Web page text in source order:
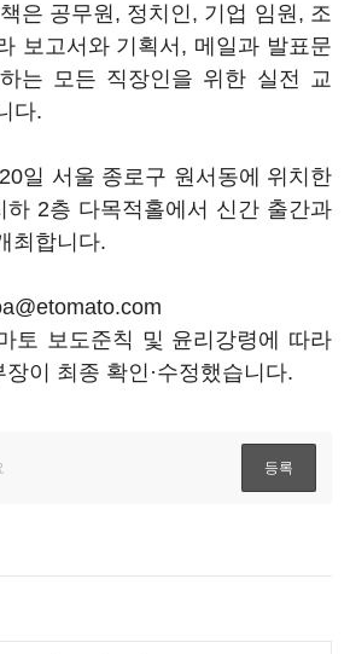
은 공무원, 정치인, 기업 임원, 조
보고서와 기획서, 메일과 발표문
는 모든 직장인을 위한 실전 교
다.
일 서울 종로구 원서동에 위치한
하 2층 다목적홀에서 신간 출간과
최합니다.
토 보도준칙 및 윤리강령에 따라
이 최종 확인·수정했습니다.